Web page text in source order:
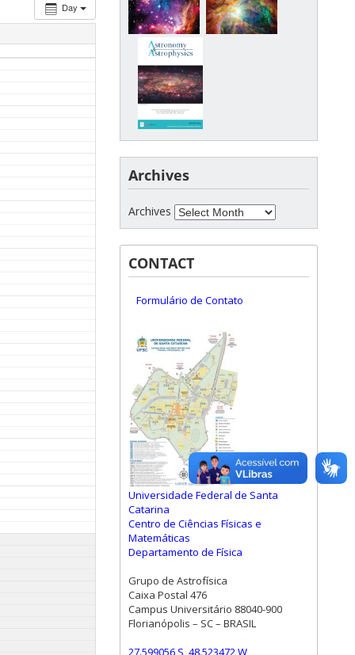
Day
Archives
Archives
CONTACT
Formulário de Contato
Universidade Federal de Santa
Catarina
Centro de Ciências Físicas e
Matemáticas
Departamento de Física
Grupo de Astrofísica
Caixa Postal 476
Campus Universitário 88040-900
Florianópolis – SC – BRASIL
27.599056 S, 48.523472 W